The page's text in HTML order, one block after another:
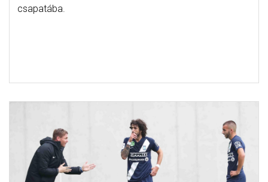
csapatába.